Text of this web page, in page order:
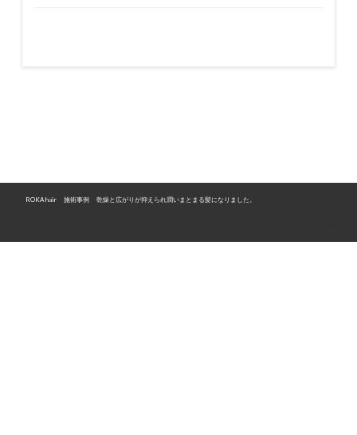
ROKA hair 施術事例 乾燥と広がりが抑えられ潤いまとまる髪になりました。